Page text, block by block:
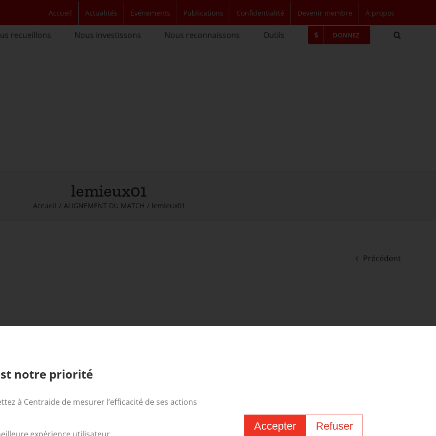
Accueil Actualités Événements Publications Confidentialité Devenir membre À propos
recueillons Nous investissons Nous reconnaissons Outils DONNEZ
lemieux01
Accueil / ALIGNEMENT DU MATCH / lemieux01
Précédent
notre priorité
à Centraide de mesurer l’efficacité de ses actions
Accepter Refuser